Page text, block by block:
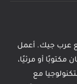
عرب جيك. أعمل
أو مرئيًا،
مع